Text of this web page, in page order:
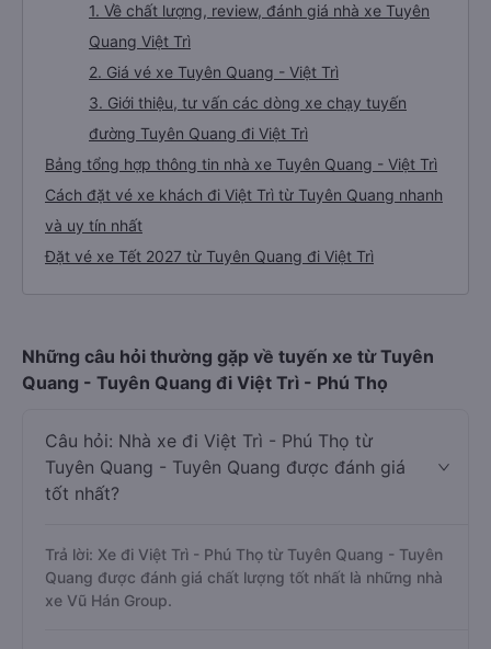
1. Về chất lượng, review, đánh giá nhà xe Tuyên
Quang Việt Trì
2. Giá vé xe Tuyên Quang - Việt Trì
3. Giới thiệu, tư vấn các dòng xe chạy tuyến
đường Tuyên Quang đi Việt Trì
Bảng tổng hợp thông tin nhà xe Tuyên Quang - Việt Trì
Cách đặt vé xe khách đi Việt Trì từ Tuyên Quang nhanh
và uy tín nhất
Đặt vé xe Tết 2027 từ Tuyên Quang đi Việt Trì
Những câu hỏi thường gặp về tuyến xe từ Tuyên
Quang - Tuyên Quang đi Việt Trì - Phú Thọ
Câu hỏi: Nhà xe đi Việt Trì - Phú Thọ từ
Tuyên Quang - Tuyên Quang được đánh giá
tốt nhất?
Trả lời: Xe đi Việt Trì - Phú Thọ từ Tuyên Quang - Tuyên
Quang được đánh giá chất lượng tốt nhất là những nhà
xe Vũ Hán Group.